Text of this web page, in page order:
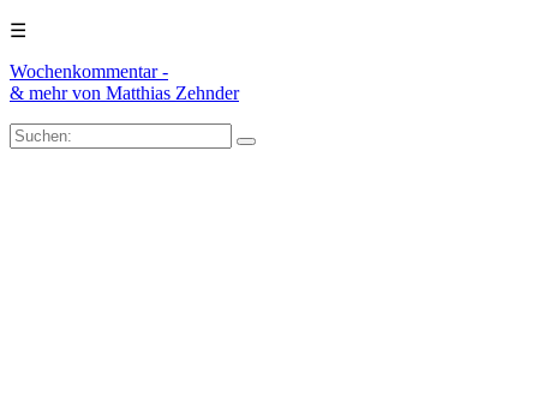
☰
Wochenkommentar -
& mehrvon Matthias Zehnder